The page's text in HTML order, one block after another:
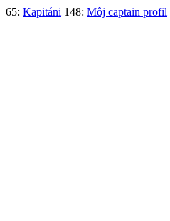
65: Kapitáni 148: Môj captain profil